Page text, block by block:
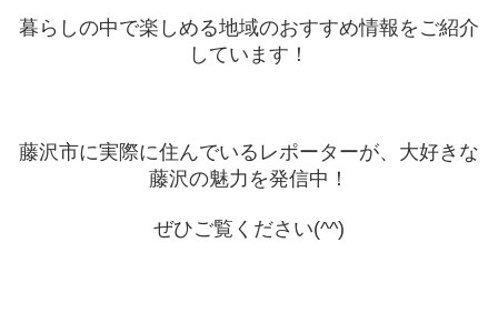
暮らしの中で楽しめる地域のおすすめ情報をご紹介
しています！
藤沢市に実際に住んでいるレポーターが、大好きな
藤沢の魅力を発信中！
ぜひご覧ください(^^)